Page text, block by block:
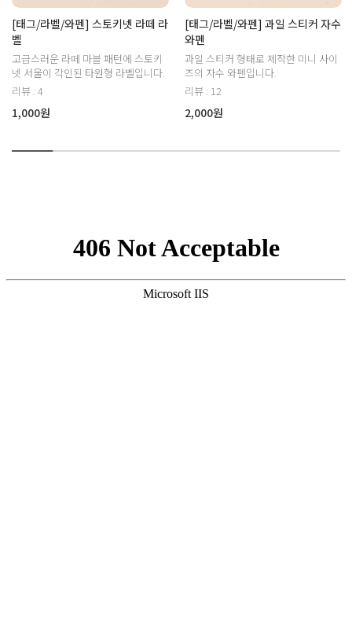
[태그/라벨/와펜] 스토키넷 라떼 라
벨
고급스러운 라떼 마블 패턴에 스토키
넷 서울이 각인된 타원형 라벨입니다.
리뷰 : 4
1,000원
[태그/라벨/와펜] 과일 스티커 자수
와펜
과일 스티커 형태로 제작한 미니 사이
즈의 자수 와펜입니다.
리뷰 : 12
2,000원